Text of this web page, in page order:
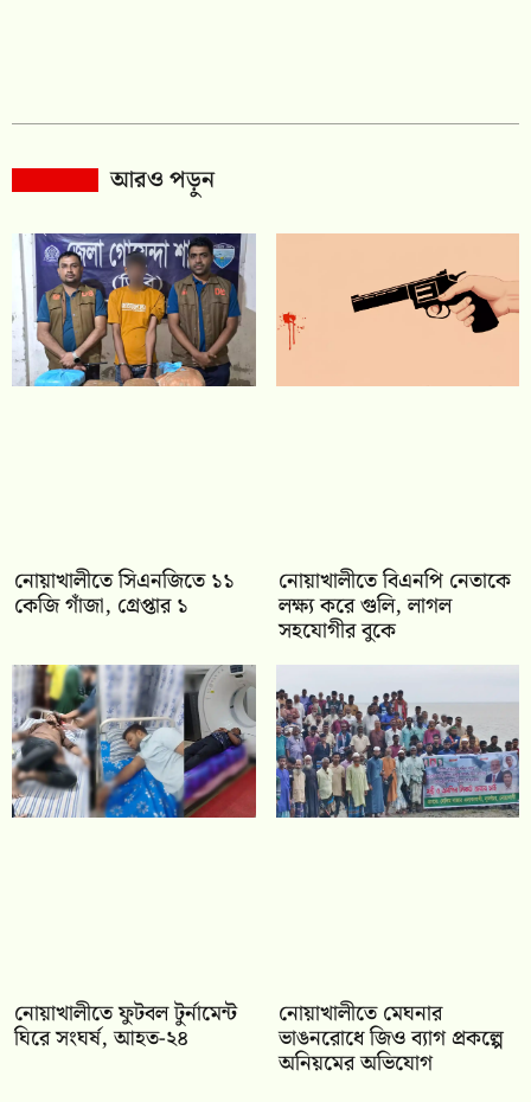
আরও পড়ুন
নোয়াখালীতে সিএনজিতে ১১
কেজি গাঁজা, গ্রেপ্তার ১
নোয়াখালীতে বিএনপি নেতাকে
লক্ষ্য করে গুলি, লাগল
সহযোগীর বুকে
নোয়াখালীতে ফুটবল টুর্নামেন্ট
ঘিরে সংঘর্ষ, আহত-২৪
নোয়াখালীতে মেঘনার
ভাঙনরোধে জিও ব্যাগ প্রকল্পে
অনিয়মের অভিযোগ